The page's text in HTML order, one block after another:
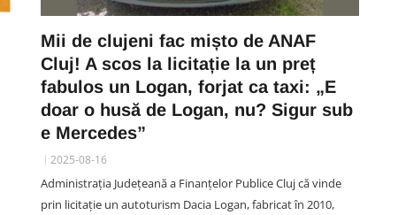
Mii de clujeni fac mișto de ANAF
Cluj! A scos la licitație la un preț
fabulos un Logan, forjat ca taxi: „E
doar o husă de Logan, nu? Sigur sub
e Mercedes”
2025-08-16
Administraţia Judeţeană a Finanţelor Publice Cluj că vinde
prin licitație un autoturism Dacia Logan, fabricat în 2010,